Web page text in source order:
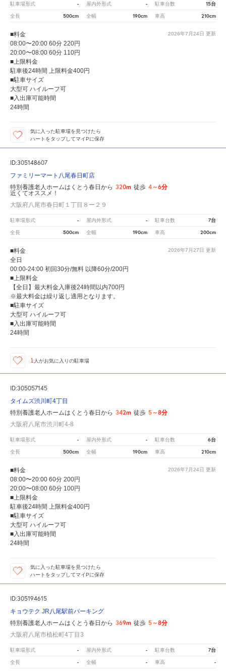
駐車場形式 - 屋内外形式 - 駐車台数 15台
全長 500cm 全幅 190cm 車高 210cm
2026年7月24日 更新
■料金
08:00〜20:00 60分 220円
20:00〜08:00 60分 110円
■上限料金
駐車後24時間 上限料金400円
■駐車サイズ
大型可 ハイルーフ可
■入出庫可能時間
24時間
気に入った駐車場を見つけたら
ハートをタップしてマイPに保存
ID:305148607
ファミリーマート八尾春日町店
特別養護老人ホームはくとう春日から 320m 徒歩 4～6分
近くてオススメ！
大阪府八尾市春日町１丁目８ー２９
駐車場形式 - 屋内外形式 - 駐車台数 7台
全長 500cm 全幅 190cm 車高 200cm
2026年7月27日 更新
■料金
全日
00:00-24:00 初回30分/無料 以降60分/200円
■上限料金
【全日】最大料金入庫後24時間以内700円
※最大料金は繰り返し適用となります。
■駐車サイズ
大型可 ハイルーフ可
■入出庫可能時間
24時間
1 人がお気に入りの駐車場
ID:305057145
タイムズ渋川町4丁目
特別養護老人ホームはくとう春日から 342m 徒歩 5～8分
大阪府八尾市渋川町4-8
駐車場形式 - 屋内外形式 - 駐車台数 6台
全長 500cm 全幅 190cm 車高 210cm
2026年7月24日 更新
■料金
08:00〜20:00 60分 200円
20:00〜08:00 60分 100円
■上限料金
駐車後24時間 上限料金400円
■駐車サイズ
大型可 ハイルーフ可
■入出庫可能時間
24時間
気に入った駐車場を見つけたら
ハートをタップしてマイPに保存
ID:305194615
キョウテク JR八尾駅前パーキング
特別養護老人ホームはくとう春日から 369m 徒歩 5～8分
大阪府八尾市植松町4丁目3
駐車場形式 - 屋内外形式 - 駐車台数 7台
全長 - 全幅 - 車高 -